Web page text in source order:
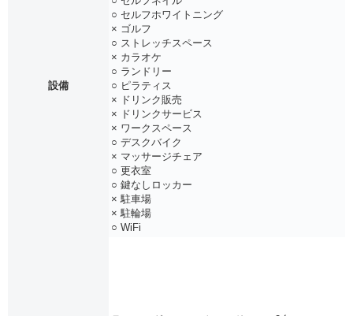
設備
○ セルフホワイトニング
× ゴルフ
○ ストレッチスペース
× カラオケ
○ ランドリー
○ ピラティス
× ドリンク販売
× ドリンクサービス
× ワークスペース
○ デスクバイク
× マッサージチェア
○ 更衣室
○ 鍵なしロッカー
× 駐車場
× 駐輪場
○ WiFi